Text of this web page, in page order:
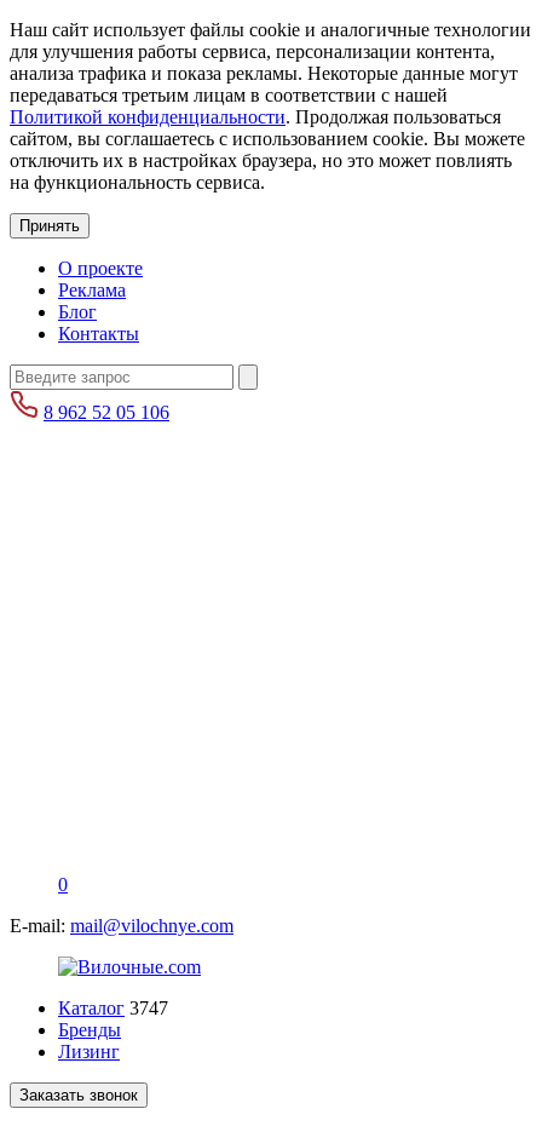
Наш сайт использует файлы cookie и аналогичные технологии
для улучшения работы сервиса, персонализации контента,
анализа трафика и показа рекламы. Некоторые данные могут
передаваться третьим лицам в соответствии с нашей
Политикой конфиденциальности. Продолжая пользоваться
сайтом, вы соглашаетесь с использованием cookie. Вы можете
отключить их в настройках браузера, но это может повлиять
на функциональность сервиса.
Принять
О проекте
Реклама
Блог
Контакты
8 962 52 05 106
0
E-mail: mail@vilochnye.com
Каталог 3747
Бренды
Лизинг
Заказать звонок